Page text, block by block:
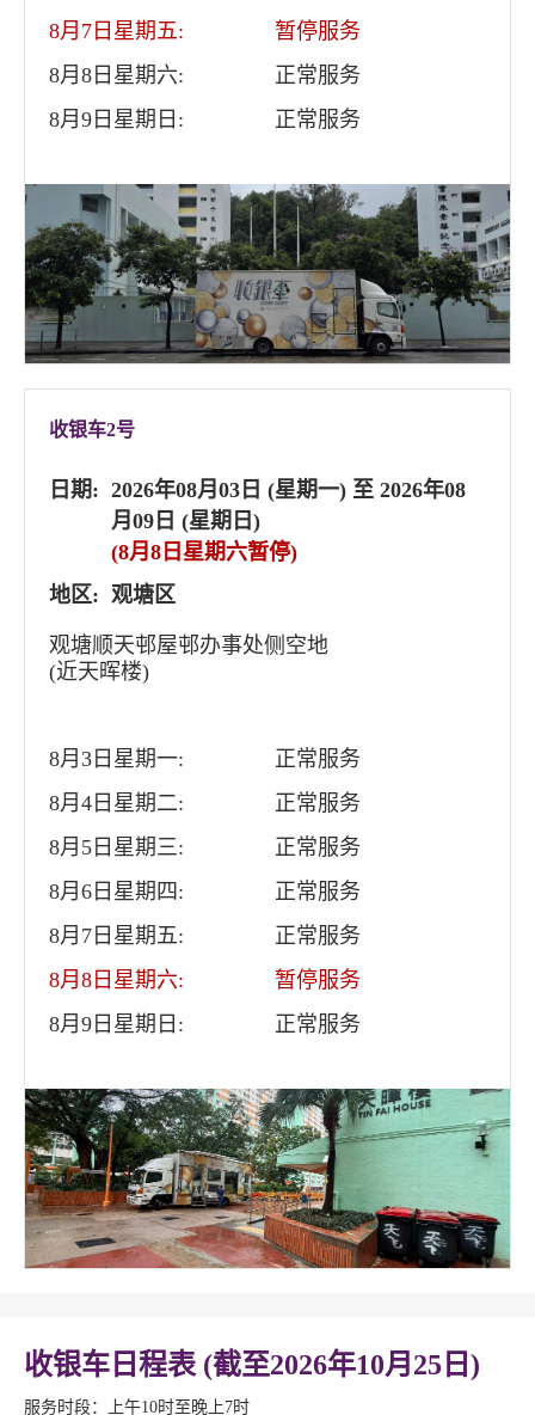
8月7日星期五:
暂停服务
8月8日星期六:
正常服务
8月9日星期日:
正常服务
收银车2号
日期: 2026年08月03日 (星期一) 至 2026年08
月09日 (星期日)
(8月8日星期六暂停)
地区: 观塘区
观塘顺天邨屋邨办事处侧空地
(近天晖楼)
8月3日星期一:
正常服务
8月4日星期二:
正常服务
8月5日星期三:
正常服务
8月6日星期四:
正常服务
8月7日星期五:
正常服务
8月8日星期六:
暂停服务
8月9日星期日:
正常服务
收银车日程表 (截至2026年10月25日)
服务时段：上午10时至晚上7时